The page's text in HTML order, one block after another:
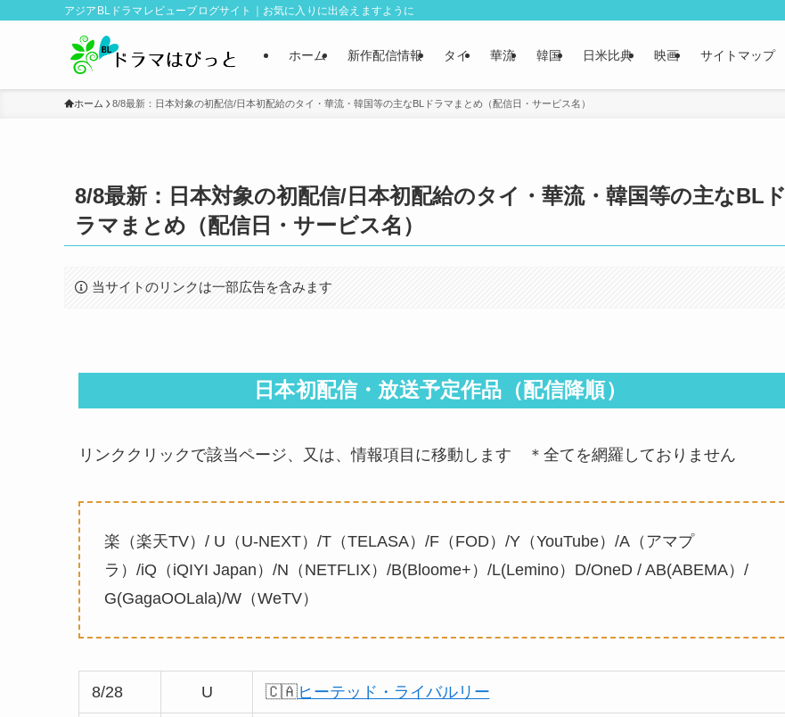
アジアBLドラマレビューブログサイト｜お気に入りに出会えますように
ホーム 新作配信情報 タイ 華流 韓国 日米比典 映画 サイトマップ
ホーム 8/8最新：日本対象の初配信/日本初配給のタイ・華流・韓国等の主なBLドラマまとめ（配信日・サービス名）
8/8最新：日本対象の初配信/日本初配給のタイ・華流・韓国等の主なBLド
ラマまとめ（配信日・サービス名）
当サイトのリンクは一部広告を含みます
日本初配信・放送予定作品（配信降順）
リンククリックで該当ページ、又は、情報項目に移動します ＊全てを網羅しておりません
楽（楽天TV）/ U（U-NEXT）/T（TELASA）/F（FOD）/Y（YouTube）/A（アマプ
ラ）/iQ（iQIYI Japan）/N（NETFLIX）/B(Bloome+）/L(Lemino）D/OneD / AB(ABEMA）/
G(GagaOOLala)/W（WeTV）
8/28 U 🇨🇦ヒーテッド・ライバルリー